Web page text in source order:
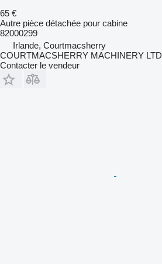
65 €
Autre pièce détachée pour cabine
82000299
Irlande, Courtmacsherry
COURTMACSHERRY MACHINERY LTD
Contacter le vendeur